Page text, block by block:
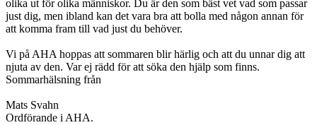
olika ut för olika människor. Du är den som bäst vet vad som passar
just dig, men ibland kan det vara bra att bolla med någon annan för
att komma fram till vad just du behöver.
Vi på AHA hoppas att sommaren blir härlig och att du unnar dig att
njuta av den. Var ej rädd för att söka den hjälp som finns.
Sommarhälsning från
Mats Svahn
Ordförande i AHA.